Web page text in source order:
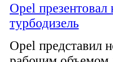
Opel
турбодизель
Opel представил